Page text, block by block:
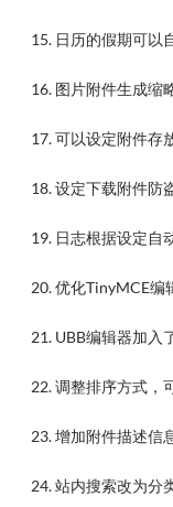
15. 日历的假期可以
16. 图片附件生成缩
17. 可以设定附件存
18. 设定下载附件防
19. 日志根据设定自
20. 优化TinyMCE编
21. UBB编辑器加入
22. 调整排序方式，
23. 增加附件描述信
24. 站内搜索改为分